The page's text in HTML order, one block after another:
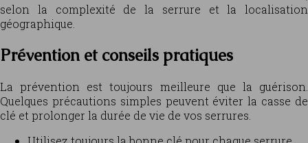
selon la complexité de la serrure et la localisation
géographique.
Prévention et conseils pratiques
La prévention est toujours meilleure que la guérison.
Quelques précautions simples peuvent éviter la casse de
clé et prolonger la durée de vie de vos serrures.